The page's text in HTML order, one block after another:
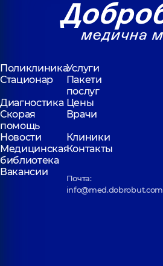
ПоликлиникаУслуги
Стационар
Пакети
послуг
Диагностика Цены
Скорая
помощь
Врачи
Новости
Клиники
Медицинская
библиотека
Контакты
Вакансии
Почта:
info@med.dobrobut.com